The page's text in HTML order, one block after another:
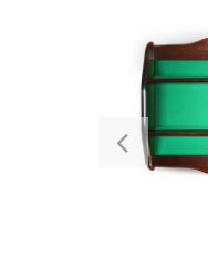
Previous